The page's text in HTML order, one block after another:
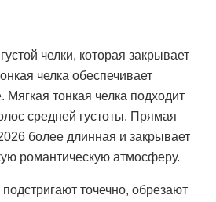
челки, которая закрывает
челка обеспечивает
Мягкая тонкая челка подходит
средней густоты. Прямая
более длинная и закрывает
романтическую атмосферу.
точечно, обрезают